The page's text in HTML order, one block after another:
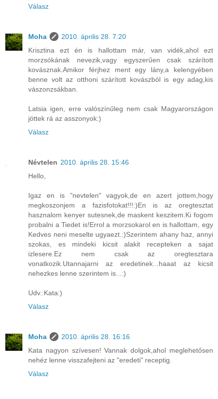
Válasz
Moha
2010. április 28. 7:20
Krisztina ezt én is hallottam már, van vidék,ahol ezt
morzsókának nevezik,vagy egyszerűen csak szárított
kovásznak.Amikor férjhez ment egy lány,a kelengyében
benne volt az otthoni szárított kovászból is egy adag,kis
vászonzsákban.
Latsia igen, erre valószínűleg nem csak Magyarországon
jöttek rá az asszonyok:)
Válasz
Névtelen 2010. április 28. 15:46
Hello,
Igaz en is "nevtelen" vagyok,de en azert jottem,hogy
megkoszonjem a fazisfotokat!!!:)En is az oregtesztat
hasznalom kenyer sutesnek,de maskent keszitem.Ki fogom
probalni a Tiedet is!Errol a morzsokarol en is hallottam, egy
Kedves neni meselte ugyaezt.:)Szerintem ahany haz, annyi
szokas, es mindeki kicsit alakit recepteken a sajat
izlesere.Ez nem csak az oregtesztara
vonatkozik.Utannajarni az eredetinek...haaat az kicsit
nehezkes lenne szerintem is...:)
Udv.:Kata:)
Válasz
Moha
2010. április 28. 16:16
Kata nagyon szívesen! Vannak dolgok,ahol meglehetősen
nehéz lenne visszafejteni az "eredeti" receptig.
Válasz